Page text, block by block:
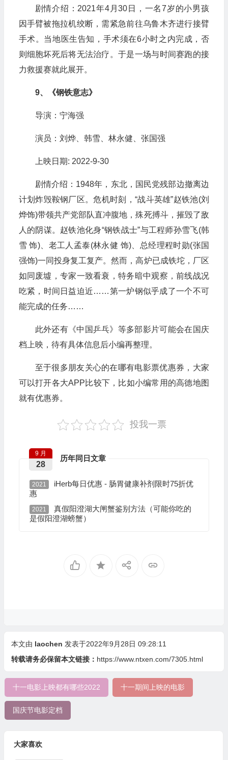
剧情介绍：2021年4月30日，一名7岁的小男孩
因手臂被拖拉机绞断，需紧急前往乌鲁木齐进行接臂
手术。当地医生告知，手术须在6小时之内完成，否
则细胞坏死后将无法治疗。于是一场与时间赛跑的接
力救援赛就此展开。
9、《钢铁意志》
导演：宁海强
演员：刘烨、韩雪、林永健、张国强
上映日期: 2022-9-30
剧情介绍：1948年，东北，国民党残部边撤离边
计划炸毁鞍钢厂区。危机时刻，“战斗英雄”赵铁池(刘
烨饰)带领共产党部队直冲腹地，殊死搏斗，摧毁了敌
人的阴谋。赵铁池化身“钢铁战士”与工程师孙雪飞(韩
雪 饰)、老工人孟泰(林永健 饰)、总经理程时勋(张国
强饰)一同投身复工复产。然而，高炉已成铁坨，厂区
如同废墟，专家一致看衰，特务暗中观察，前线战况
吃紧，时间日益迫近……第一炉钢似乎成了一个不可
能完成的任务……
此外还有《中国乒乓》等多部影片可能会在国庆
档上映，待有具体信息后小编再整理。
至于很多朋友关心的在哪有电影票优惠券，大家
可以打开各大APP比较下，比如小编常用的高德地图
就有优惠券。
投我一票
历年同日文章
9 月
28
2021
iHerb每日优惠 - 肠胃健康补剂限时75折优
惠
2021
真假阳澄湖大闸蟹鉴别方法（可能你吃的
是假阳澄湖螃蟹）
本文由 laochen 发表于2022年9月28日 09:28:11
转载请务必保留本文链接： https://www.ntxen.com/7305.html
十一电影上映都有哪些2022 十一期间上映的电影
国庆节电影定档
大家喜欢